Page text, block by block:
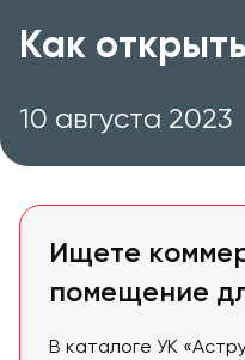
Как
10 августа 2023
Ищете
помещение
В каталоге УК